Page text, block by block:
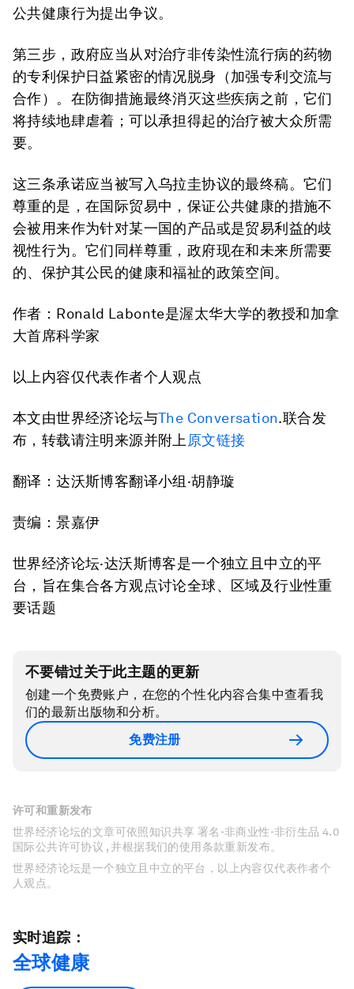
公共健康行为提出争议。
第三步，政府应当从对治疗非传染性流行病的药物
的专利保护日益紧密的情况脱身（加强专利交流与
合作）。在防御措施最终消灭这些疾病之前，它们
将持续地肆虐着；可以承担得起的治疗被大众所需
要。
这三条承诺应当被写入乌拉圭协议的最终稿。它们
尊重的是，在国际贸易中，保证公共健康的措施不
会被用来作为针对某一国的产品或是贸易利益的歧
视性行为。它们同样尊重，政府现在和未来所需要
的、保护其公民的健康和福祉的政策空间。
作者：Ronald Labonte是渥太华大学的教授和加拿
大首席科学家
以上内容仅代表作者个人观点
本文由世界经济论坛与The Conversation.联合发
布，转载请注明来源并附上 原文链接
翻译：达沃斯博客翻译小组·胡静璇
责编：景嘉伊
世界经济论坛·达沃斯博客是一个独立且中立的平
台，旨在集合各方观点讨论全球、区域及行业性重
要话题
不要错过关于此主题的更新
创建一个免费账户，在您的个性化内容合集中查看我
们的最新出版物和分析。
免费注册
许可和重新发布
世界经济论坛的文章可依照知识共享 署名-非商业性-非衍生品 4.0
国际公共许可协议 , 并根据我们的使用条款重新发布。
世界经济论坛是一个独立且中立的平台，以上内容仅代表作者个
人观点。
实时追踪：
全球健康